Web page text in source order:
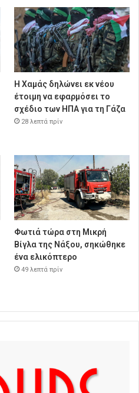
Η Χαμάς δηλώνει εκ νέου
έτοιμη να εφαρμόσει το
σχέδιο των ΗΠΑ για τη Γάζα
28 λεπτά πρίν
Φωτιά τώρα στη Μικρή
Βίγλα της Νάξου, σηκώθηκε
ένα ελικόπτερο
49 λεπτά πρίν